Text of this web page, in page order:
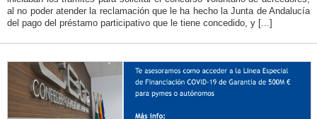
al no poder atender la reclamación que le ha hecho la Junta de Andalucía
del pago del préstamo participativo que le tiene concedido, y [...]